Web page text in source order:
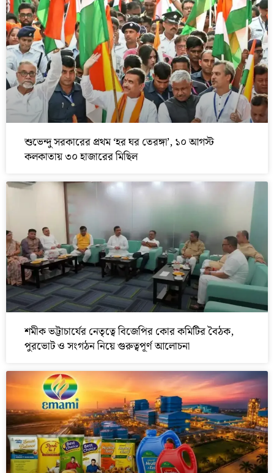
শুভেন্দু সরকারের প্রথম ‘হর ঘর তেরঙ্গা’, ১০ আগস্ট
কলকাতায় ৩০ হাজারের মিছিল
শমীক ভট্টাচার্যের নেতৃত্বে বিজেপির কোর কমিটির বৈঠক,
পুরভোট ও সংগঠন নিয়ে গুরুত্বপূর্ণ আলোচনা